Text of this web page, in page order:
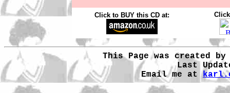
Click to BUY this CD at:
This Page was created by
Last
Email me at